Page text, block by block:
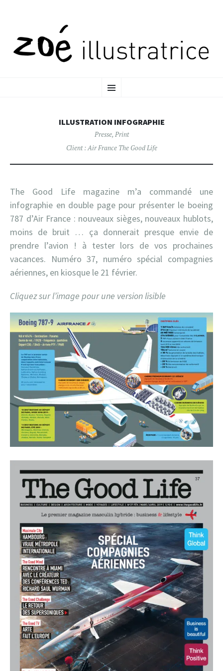
MENU
AU
ILLUSTRATION INFOGRAPHIE
Presse, Print
Client : Air France The Good Life
The Good Life magazine m’a commandé une
infographie en double page pour présenter le boeing
787 d’Air France : nouveaux sièges, nouveaux hublots,
moins de bruit … ça donnerait presque envie de
prendre l’avion ! à tester lors de vos prochaines
vacances. Numéro 37, numéro spécial compagnies
aériennes, en kiosque le 21 février.
Cliquez sur l’image pour une version lisible